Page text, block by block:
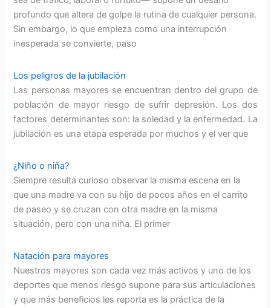
profundo que altera de golpe la rutina de cualquier persona.
Sin embargo, lo que empieza como una interrupción
inesperada se convierte, paso
Los peligros de la jubilación
Las personas mayores se encuentran dentro del grupo de
población de mayor riesgo de sufrir depresión. Los dos
factores determinantes son: la soledad y la enfermedad. La
jubilación es una etapa esperada por muchos y el ver que
¿Niño o niña?
Siempre resulta curioso observar la misma escena en la
que una madre va con su hijo de pocos años en el carrito
de paseo y se cruzan con otra madre en la misma
situación, pero con una niña. El primer
Natación para mayores
Nuestros mayores son cada vez más activos y uno de los
deportes que menos riesgo supone para sus articulaciones
y que más beneficios les reporta es la práctica de la